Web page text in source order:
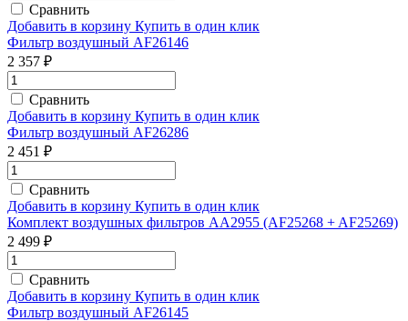
Сравнить
Добавить в корзину Купить в один клик
Фильтр воздушный AF26146
2 357 ₽
Сравнить
Добавить в корзину Купить в один клик
Фильтр воздушный AF26286
2 451 ₽
Сравнить
Добавить в корзину Купить в один клик
Комплект воздушных фильтров AA2955 (AF25268 + AF25269)
2 499 ₽
Сравнить
Добавить в корзину Купить в один клик
Фильтр воздушный AF26145